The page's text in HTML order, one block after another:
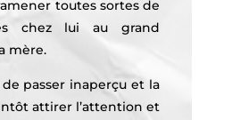
toutes sortes de
chez lui au grand
mère.
de passer inaperçu et la
attirer l’attention et